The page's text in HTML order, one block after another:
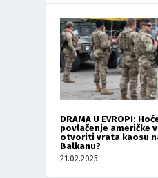
DRAMA U EVROPI:
povlačenje američke
otvoriti vrata kaosu
Balkanu?
21.02.2025.